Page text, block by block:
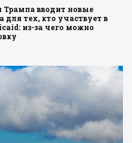
вводит новые
для тех, кто участвует в
из-за чего можно